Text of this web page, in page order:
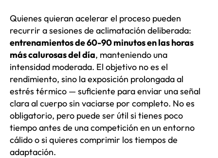
Quienes quieran acelerar el proceso pueden
recurrir a sesiones de aclimatación deliberada:
entrenamientos de 60-90 minutos en las horas
más calurosas del día, manteniendo una
intensidad moderada. El objetivo no es el
rendimiento, sino la exposición prolongada al
estrés térmico — suficiente para enviar una señal
clara al cuerpo sin vaciarse por completo. No es
obligatorio, pero puede ser útil si tienes poco
tiempo antes de una competición en un entorno
cálido o si quieres comprimir los tiempos de
adaptación.